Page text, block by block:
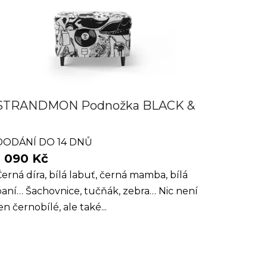
Podnožka BLACK &
DO 14 DNŮ
090 Kč
díra, bílá labuť, černá mamba, bílá
Šachovnice, tučňák, zebra… Nic není
černobílé, ale také...